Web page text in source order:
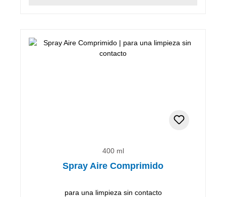
400 ml
Spray Aire Comprimido
para una limpieza sin contacto